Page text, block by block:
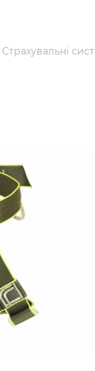
Страхувальні